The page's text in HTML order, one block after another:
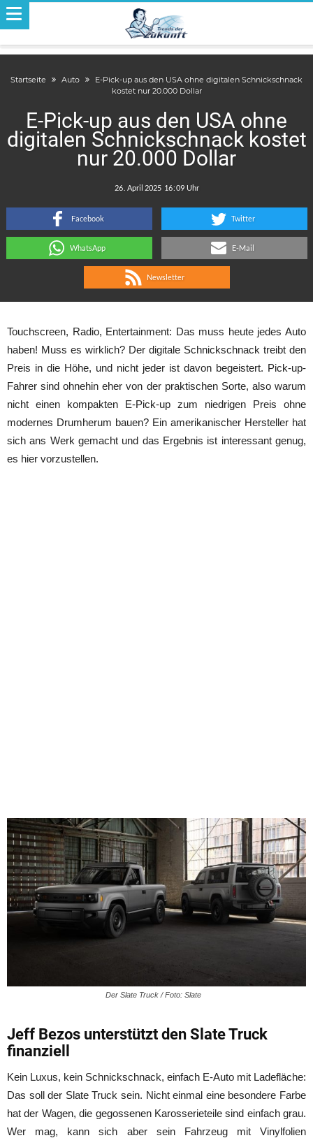
Startseite Auto
E-Pick-up aus den USA ohne digitalen Schnickschnack
kostet nur 20.000 Dollar
E-Pick-up aus den USA ohne
digitalen Schnickschnack kostet
nur 20.000 Dollar
:
Facebook Twitter
WhatsApp E-Mail
Newsletter
Touchscreen, Radio, Entertainment: Das muss heute jedes Auto
haben! Muss es wirklich? Der digitale Schnickschnack treibt den
Preis in die Höhe, und nicht jeder ist davon begeistert. Pick-up-
Fahrer sind ohnehin eher von der praktischen Sorte, also warum
nicht einen kompakten E-Pick-up zum niedrigen Preis ohne
modernes Drumherum bauen? Ein amerikanischer Hersteller hat
sich ans Werk gemacht und das Ergebnis ist interessant genug,
es hier vorzustellen.
Der Slate Truck / Foto: Slate
Jeff Bezos unterstützt den Slate Truck
finanziell
Kein Luxus, kein Schnickschnack, einfach E-Auto mit Ladefläche:
Das soll der Slate Truck sein. Nicht einmal eine besondere Farbe
hat der Wagen, die gegossenen Karosserieteile sind einfach grau.
Wer mag, kann sich aber sein Fahrzeug mit Vinylfolien